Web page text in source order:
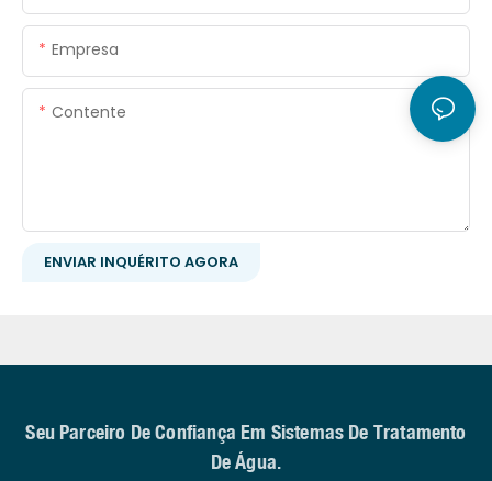
Empresa
Contente
ENVIAR INQUÉRITO AGORA
Seu Parceiro De Confiança Em Sistemas De Tratamento
De Água.